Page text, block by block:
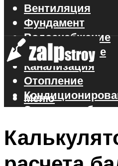
Вентиляция
Фундамент
Водоснабжение
Газоснабжение
Канализация
Отопление
Меню
Меню